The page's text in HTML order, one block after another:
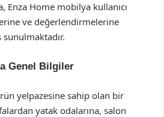
Enza Home mobilya kullanıcı
ve değerlendirmelerine
Genel Bilgiler
yelpazesine sahip olan bir
yatak odalarına, salon